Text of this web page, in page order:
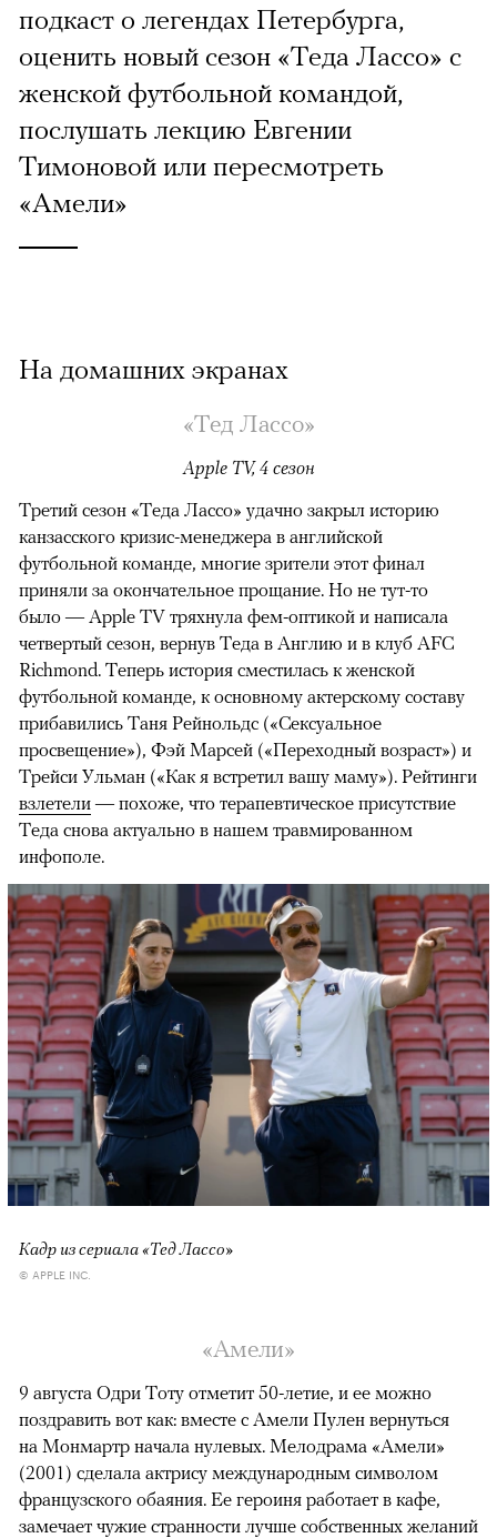
подкаст о легендах Петербурга,
оценить новый сезон «Теда Лассо» с
женской футбольной командой,
послушать лекцию Евгении
Тимоновой или пересмотреть
«Амели»
На домашних экранах
«Тед Лассо»
Apple TV, 4 сезон
00:00 / 00:00
Третий сезон «Теда Лассо» удачно закрыл историю
канзасского кризис-менеджера в английской
футбольной команде, многие зрители этот финал
приняли за окончательное прощание. Но не тут-то
было — Apple TV тряхнула фем-оптикой и написала
четвертый сезон, вернув Теда в Англию и в клуб AFC
Richmond. Теперь история сместилась к женской
футбольной команде, к основному актерскому составу
прибавились Таня Рейнольдс («Сексуальное
просвещение»), Фэй Марсей («Переходный возраст») и
Трейси Ульман («Как я встретил вашу маму»). Рейтинги
взлетели — похоже, что терапевтическое присутствие
Теда снова актуально в нашем травмированном
инфополе.
Кадр из сериала «Тед Лассо»
© APPLE INC.
«Амели»
9 августа Одри Тоту отметит 50-летие, и ее можно
поздравить вот как: вместе с Амели Пулен вернуться
на Монмартр начала нулевых. Мелодрама «Амели»
(2001) сделала актрису международным символом
французского обаяния. Ее героиня работает в кафе,
замечает чужие странности лучше собственных желаний